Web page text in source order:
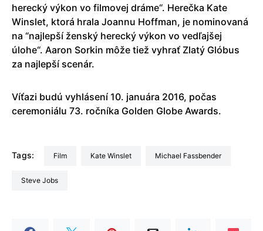
herecký výkon vo filmovej dráme“. Herečka Kate
Winslet, ktorá hrala Joannu Hoffman, je nominovaná
na “najlepší ženský herecký výkon vo vedľajšej
úlohe“. Aaron Sorkin môže tiež vyhrať Zlatý Glóbus
za najlepší scenár.
Víťazi budú vyhlásení 10. januára 2016, počas
ceremoniálu 73. ročníka Golden Globe Awards.
Tags: film Kate Winslet Michael Fassbender
Steve Jobs